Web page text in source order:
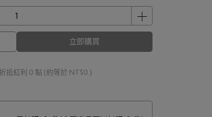
立即購買
抵紅利 0 點 (約等於 NT$0 )